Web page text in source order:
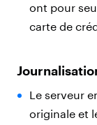
ont pour
carte de
Le serveur
originale et